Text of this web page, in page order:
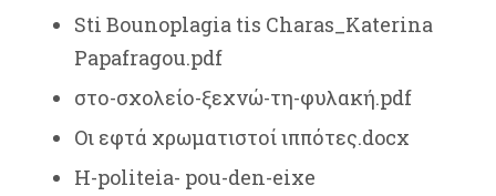
Sti Bounoplagia tis Charas_Katerina
Papafragou.pdf
στο-σχολείο-ξεχνώ-τη-φυλακή.pdf
Οι εφτά χρωματιστοί ιππότες.docx
H-politeia- pou-den-eixe